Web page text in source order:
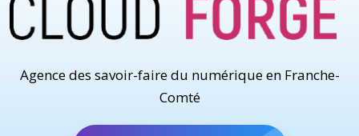
Agence des savoir-faire du numérique en Franche-
Comté